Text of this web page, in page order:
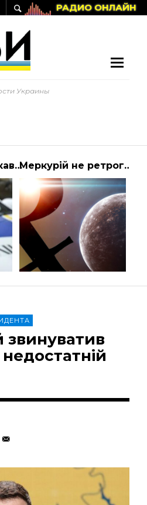
РАДИО ОНЛАЙН
Украины
військовий закликав до мобілізації силовиків та пенсіонерів МВС – України Меркурій не ретроградний: що не можна робити в цей період
звинуватив